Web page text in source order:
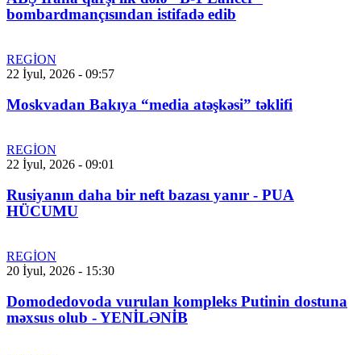
bombardmançısından istifadə edib
REGİON
22 İyul, 2026 - 09:57
Moskvadan Bakıya “media atəşkəsi” təklifi
REGİON
22 İyul, 2026 - 09:01
Rusiyanın daha bir neft bazası yanır - PUA
HÜCUMU
REGİON
20 İyul, 2026 - 15:30
Domodedovoda vurulan kompleks Putinin dostuna
məxsus olub - YENİLƏNİB